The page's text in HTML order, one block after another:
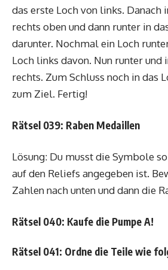
das erste Loch von links. Danach
rechts oben und dann runter in
darunter. Nochmal ein Loch
Loch links davon. Nun runter und
rechts. Zum Schluss noch in das
zum Ziel. Fertig!
Rätsel 039: Raben Medaillen
Lösung: Du musst die Symbole
auf den Reliefs angegeben ist.
Zahlen nach unten und dann die
Rätsel 040: Kaufe die Pumpe A!
Rätsel 041: Ordne die Teile wie